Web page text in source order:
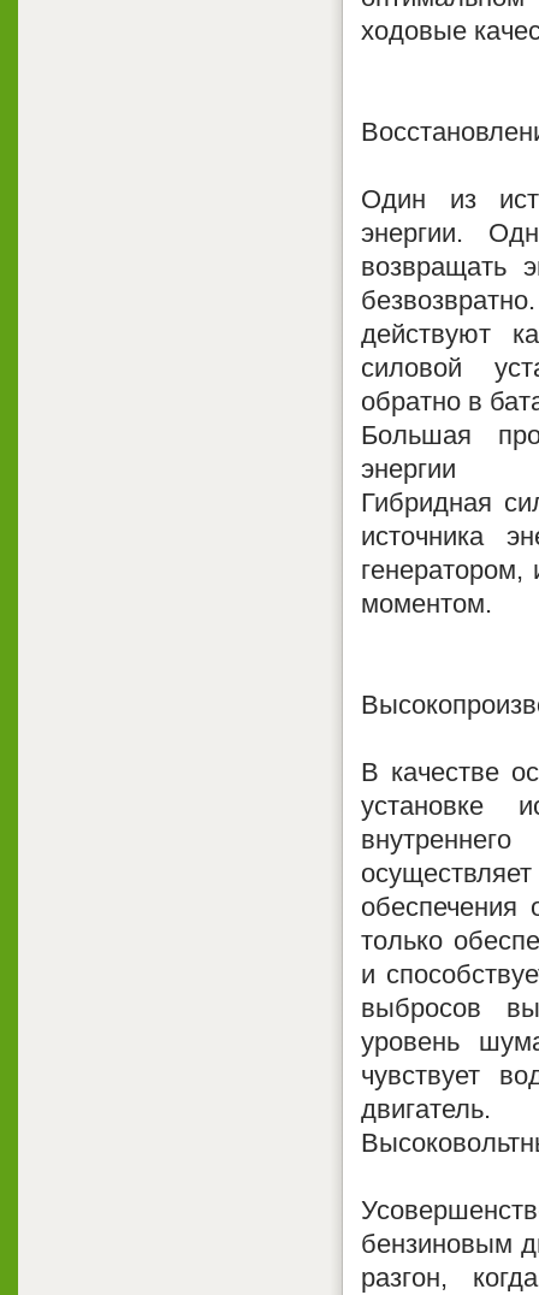
ходовые
Один из
энергии.
возвращать
действуют
силовой
обратно в
Большая
энергии
Гибридная
источника
моментом.
В качестве
установке
обеспечения
только
и
выбросов
уровень
чувствует
двигатель.
бензиновым
разгон,